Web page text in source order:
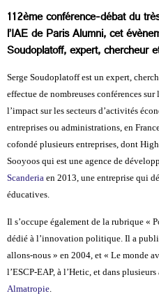
112ème conférence-débat du
l’IAE de Paris Alumni, cet
Soudoplatoff, expert, chercheur
Serge Soudoplatoff est un expert,
effectue de nombreuses conférences
l’impact sur les secteurs d’activités
entreprises ou administrations, en
cofondé plusieurs entreprises, dont
Sooyoos qui est une agence de
Scanderia en 2013, une entreprise qui
éducatives.
Il s’occupe également de la rubrique «
dédié à l’innovation politique. Il a
allons-nous » en 2004, et « Le monde
l’ESCP-EAP, à l’Hetic, et dans
Almatropie